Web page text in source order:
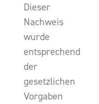
Dieser
Nachweis
wurde
entsprechend
der
gesetzlichen
Vorgaben